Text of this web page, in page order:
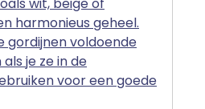
harmonieus geheel.
gordijnen voldoende
je ze in de
voor een goede